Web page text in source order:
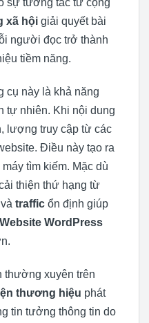
sự tương tác từ cộng
xã hội giải quyết bài
người đọc trở thành
tiềm năng.
cụ này là khả năng
tự nhiên. Khi nội dung
lượng truy cập từ các
Điều này tạo ra
tìm kiếm. Mặc dù
thiện thứ hạng từ
traffic ổn định giúp
Website WordPress
thường xuyên trên
thương hiệu phát
tin tưởng thông tin do